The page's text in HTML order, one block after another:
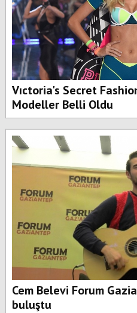
Vıctoria's Secret
Modeller Belli Oldu
Cem Belevi Forum
buluştu